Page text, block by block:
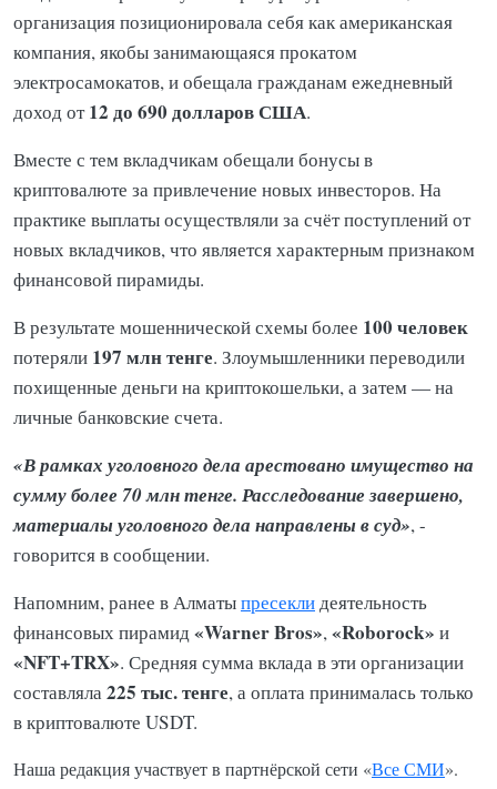
организация позиционировала себя как американская
компания, якобы занимающаяся прокатом
электросамокатов, и обещала гражданам ежедневный
доход от12 до 690 долларов США.
Вместе с тем вкладчикам обещали бонусы в
криптовалюте за привлечение новых инвесторов. На
практике выплаты осуществляли за счёт поступлений от
новых вкладчиков, что является характерным признаком
финансовой пирамиды.
В результате мошеннической схемы более 100 человек
потеряли 197 млн тенге. Злоумышленники переводили
похищенные деньги на криптокошельки, а затем — на
личные банковские счета.
«В рамках уголовного дела арестовано имущество на
сумму более 70 млн тенге. Расследование завершено,
материалы уголовного дела направлены в суд», -
говорится в сообщении.
Напомним, ранее в Алматыпресеклидеятельность
финансовых пирамид«Warner Bros»,«Roborock» и
«NFT+TRX». Средняя сумма вклада в эти организации
составляла225 тыс. тенге, а оплата принималась только
в криптовалюте USDT.
Наша редакция участвует в партнёрской сети «Все СМИ».